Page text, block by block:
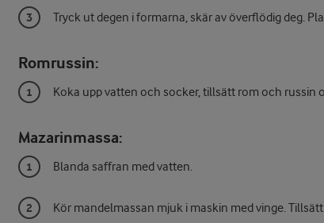
Tryck ut degen i formarna, skär av överflödig deg.
Romrussin:
Koka upp vatten och socker, tillsätt rom och russin
Mazarinmassa:
Blanda saffran med vatten.
Kör mandelmassan mjuk i maskin med vinge.